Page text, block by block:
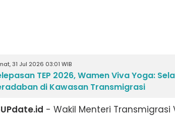
31 Jul 2026 03:01 WIB
TEP 2026, Wamen Viva Yoga:
di Kawasan Transmigrasi
- Wakil Menteri